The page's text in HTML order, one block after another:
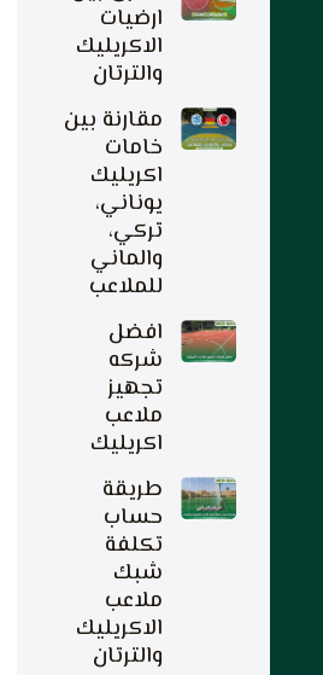
ارضيات
الاكريليك
والترتان
مقارنة بين
خامات
اكريليك
يوناني،
تركي،
والماني
للملاعب
افضل
شركه
تجهيز
ملاعب
اكريليك
طريقة
حساب
تكلفة
شبك
ملاعب
الاكريليك
والترتان